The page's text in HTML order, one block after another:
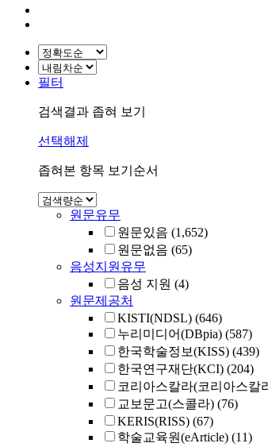
필터
검색결과 좁혀 보기
선택해제
좁혀본 항목 보기순서
원문유무
원문있음 (1,652)
원문없음 (65)
음성지원유무
음성 지원 (4)
원문제공처
KISTI(NDSL) (646)
누리미디어(DBpia) (587)
한국학술정보(KISS) (439)
한국연구재단(KCI) (204)
코리아스칼라(코리아스칼
교보문고(스콜라) (76)
KERIS(RISS) (67)
학술교육원(eArticle) (11)